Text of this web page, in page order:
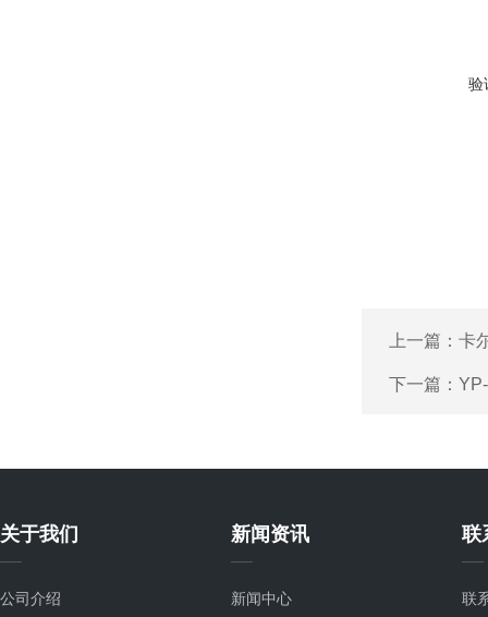
验
上一篇： 卡
下一篇：
关于我们
公司介绍
新闻资讯
新闻中心
联
联